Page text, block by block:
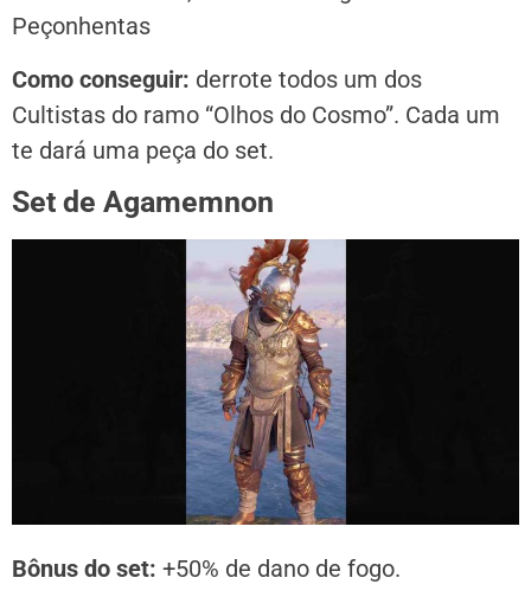
Peçonhentas
Como conseguir: derrote todos um dos
Cultistas do ramo “Olhos do Cosmo”. Cada um
te dará uma peça do set.
Set de Agamemnon
Bônus do set: +50% de dano de fogo.